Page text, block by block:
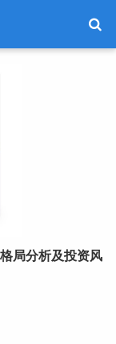
局分析及投资风